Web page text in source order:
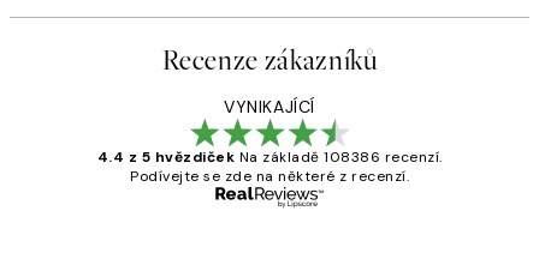
Recenze zákazníků
VYNIKAJÍCÍ
4.4 z 5 hvězdiček Na základě 108386 recenzí.
Podívejte se zde na některé z recenzí.